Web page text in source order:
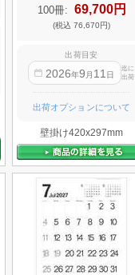
100冊: 69,700円
(税込 76,670円)
出荷目安
2026年9 月 11 日
迄に
出荷
出荷オプションについて
壁掛け420x297mm